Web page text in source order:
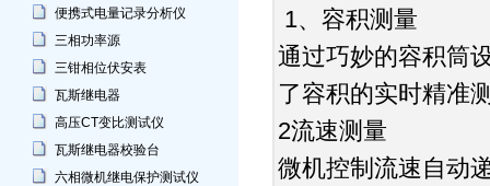
便携式电量记录分析仪
三相功率源
三钳相位伏安表
瓦斯继电器
高压CT变比测试仪
瓦斯继电器校验台
六相微机继电保护测试仪
1、容积测量
通过巧妙的容积筒
了容积的实时精准
2流速测量
微机控制流速自动